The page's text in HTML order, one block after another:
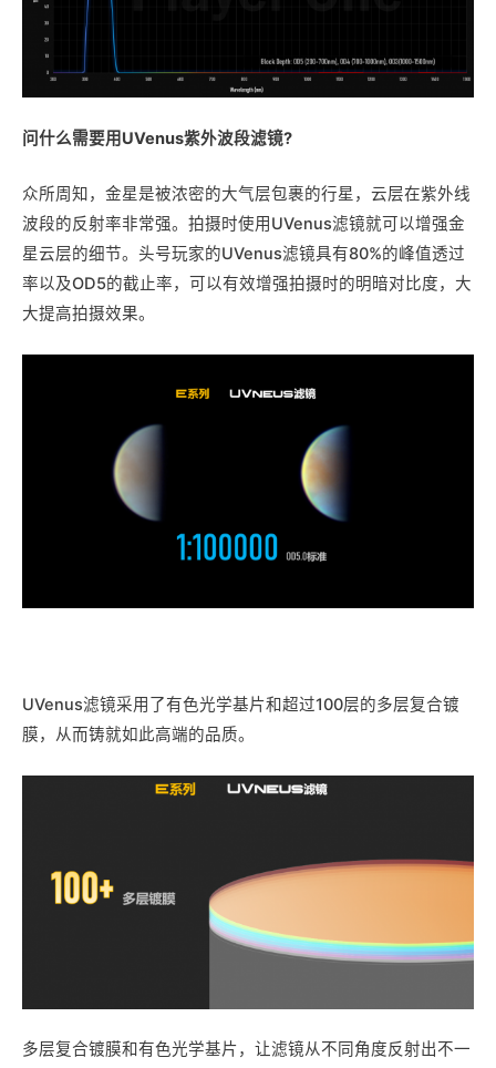
问什么需要用UVenus紫外波段滤镜?
众所周知，金星是被浓密的大气层包裹的行星，云层在紫外线
波段的反射率非常强。拍摄时使用UVenus滤镜就可以增强金
星云层的细节。头号玩家的UVenus滤镜具有80%的峰值透过
率以及OD5的截止率，可以有效增强拍摄时的明暗对比度，大
大提高拍摄效果。
UVenus滤镜采用了有色光学基片和超过100层的多层复合镀
膜，从而铸就如此高端的品质。
多层复合镀膜和有色光学基片，让滤镜从不同角度反射出不一